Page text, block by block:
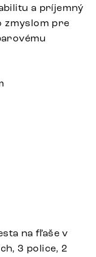
a príjemný
zmyslom pre
na fľaše v
3 police, 2